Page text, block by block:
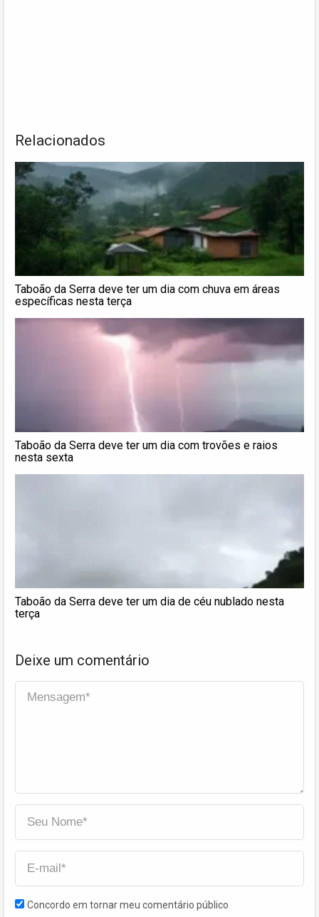
Relacionados
Taboão da Serra deve ter um dia com chuva em áreas
específicas nesta terça
Taboão da Serra deve ter um dia com trovões e raios
nesta sexta
Taboão da Serra deve ter um dia de céu nublado nesta
terça
Deixe um comentário
Concordo em tornar meu comentário público